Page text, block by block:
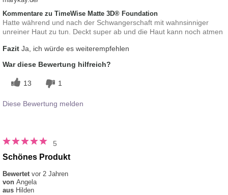
Kommentare zu TimeWise Matte 3D® Foundation
Hatte während und nach der Schwangerschaft mit wahnsinniger
unreiner Haut zu tun. Deckt super ab und die Haut kann noch atmen
Fazit Ja, ich würde es weiterempfehlen
War diese Bewertung hilfreich?
13 1
Diese Bewertung melden
5
Schönes Produkt
Bewertet vor 2 Jahren
von Angela
aus Hilden